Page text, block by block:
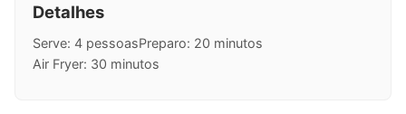
Detalhes
Serve: 4 pessoasPreparo: 20 minutos
Air Fryer: 30 minutos